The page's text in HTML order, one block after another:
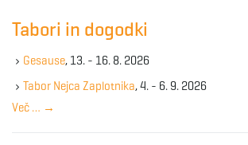
e
y
w
r
Tabori in dogodki
Gesause, 13. - 16. 8. 2026
Tabor Nejca Zaplotnika, 4. - 6. 9. 2026
Več … →